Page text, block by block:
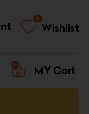
Wishlist
0
0
CART